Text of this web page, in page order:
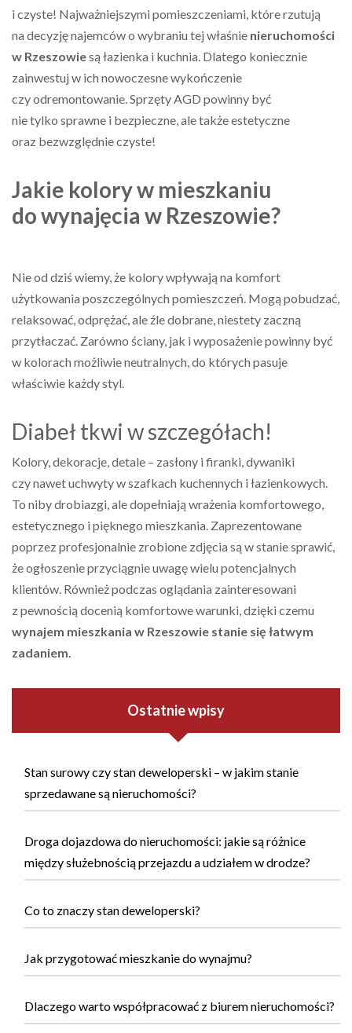
i czyste! Najważniejszymi pomieszczeniami, które rzutują
na decyzję najemców o wybraniu tej właśnie nieruchomości
w Rzeszowiesą łazienka i kuchnia. Dlatego koniecznie
zainwestuj w ich nowoczesne wykończenie
czy odremontowanie. Sprzęty AGD powinny być
nie tylko sprawne i bezpieczne, ale także estetyczne
oraz bezwzględnie czyste!
Jakie kolory w mieszkaniu
do wynajęcia w Rzeszowie?
Nie od dziś wiemy, że kolory wpływają na komfort
użytkowania poszczególnych pomieszczeń. Mogą pobudzać,
relaksować, odprężać, ale źle dobrane, niestety zaczną
przytłaczać. Zarówno ściany, jak i wyposażenie powinny być
w kolorach możliwie neutralnych, do których pasuje
właściwie każdy styl.
Diabeł tkwi w szczegółach!
Kolory, dekoracje, detale – zasłony i firanki, dywaniki
czy nawet uchwyty w szafkach kuchennych i łazienkowych.
To niby drobiazgi, ale dopełniają wrażenia komfortowego,
estetycznego i pięknego mieszkania. Zaprezentowane
poprzez profesjonalnie zrobione zdjęcia są w stanie sprawić,
że ogłoszenie przyciągnie uwagę wielu potencjalnych
klientów. Również podczas oglądania zainteresowani
z pewnością docenią komfortowe warunki, dzięki czemu
wynajem mieszkania w Rzeszowie stanie się łatwym
zadaniem.
Ostatnie wpisy
Stan surowy czy stan deweloperski – w jakim stanie
sprzedawane są nieruchomości?
Droga dojazdowa do nieruchomości: jakie są różnice
między służebnością przejazdu a udziałem w drodze?
Co to znaczy stan deweloperski?
Jak przygotować mieszkanie do wynajmu?
Dlaczego warto współpracować z biurem nieruchomości?